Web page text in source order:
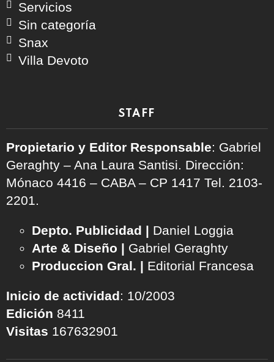
Servicios
Sin categoría
Snax
Villa Devoto
STAFF
Propietario y Editor Responsable: Gabriel
Geraghty – Ana Laura Santisi. Dirección:
Mónaco 4416 – CABA – CP 1417 Tel. 2103-
2201.
Depto. Publicidad | Daniel Loggia
Arte & Diseño | Gabriel Geraghty
Produccion Gral. | Editorial Francesa
Inicio de actividad: 10/2003
Edición 8411
Visitas 167632901